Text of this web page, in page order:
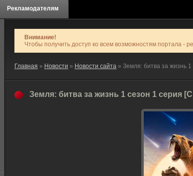
Рекламодателям
Внимание!
Чтобы получить доступ ко всем возможностям портала -
Главная » Новости » Новости сайта » Земля: битва за жизнь
Земля: битва за жизнь 1 сезон 1 серия